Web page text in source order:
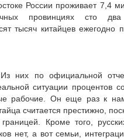
России проживает 7,4
провинциях сто
тысяч китайцев ежегодно
них по официальной
ситуации процентов
рабочие. Он еще раз к
считается престижно,
Кроме того,
нет, а вот семьи,